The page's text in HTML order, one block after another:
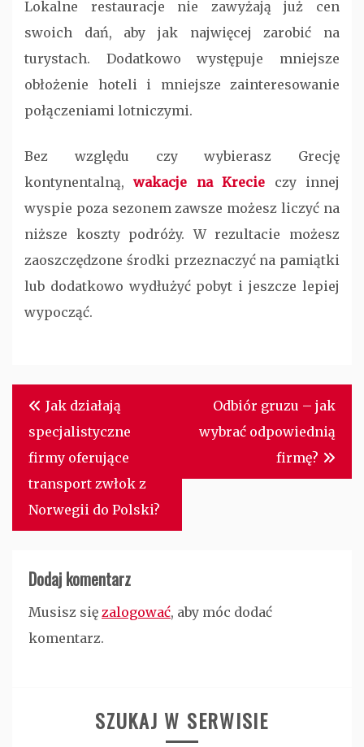
Lokalne restauracje nie zawyżają już cen
swoich dań, aby jak najwięcej zarobić na
turystach. Dodatkowo występuje mniejsze
obłożenie hoteli i mniejsze zainteresowanie
połączeniami lotniczymi.
Bez względu czy wybierasz Grecję
kontynentalną,wakacje na Krecie czy innej
wyspie poza sezonem zawsze możesz liczyć na
niższe koszty podróży. W rezultacie możesz
zaoszczędzone środki przeznaczyć na pamiątki
lub dodatkowo wydłużyć pobyt i jeszcze lepiej
wypocząć.
Nawigacja
wpisu
Jak działają
specjalistyczne
firmy oferujące
transport zwłok z
Norwegii do Polski?
Odbiór gruzu – jak
wybrać odpowiednią
firmę?
Dodaj komentarz
Musisz się zalogować, aby móc dodać
komentarz.
SZUKAJ W SERWISIE